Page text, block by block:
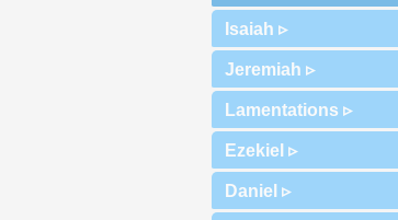
Isaiah ▹
Jeremiah ▹
Lamentations ▹
Ezekiel ▹
Daniel ▹